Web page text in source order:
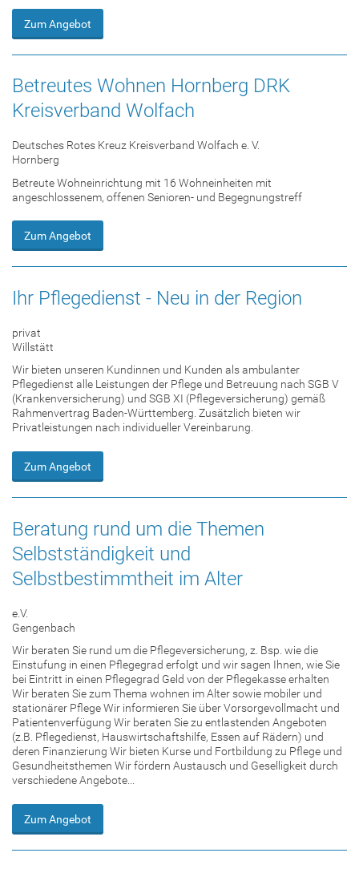
Zum Angebot
Betreutes Wohnen Hornberg DRK
Kreisverband Wolfach
Deutsches Rotes Kreuz Kreisverband Wolfach e. V.
Hornberg
Betreute Wohneinrichtung mit 16 Wohneinheiten mit
angeschlossenem, offenen Senioren- und Begegnungstreff
Zum Angebot
Ihr Pflegedienst - Neu in der Region
privat
Willstätt
Wir bieten unseren Kundinnen und Kunden als ambulanter
Pflegedienst alle Leistungen der Pflege und Betreuung nach SGB V
(Krankenversicherung) und SGB XI (Pflegeversicherung) gemäß
Rahmenvertrag Baden-Württemberg. Zusätzlich bieten wir
Privatleistungen nach individueller Vereinbarung.
Zum Angebot
Beratung rund um die Themen
Selbstständigkeit und
Selbstbestimmtheit im Alter
e.V.
Gengenbach
Wir beraten Sie rund um die Pflegeversicherung, z. Bsp. wie die
Einstufung in einen Pflegegrad erfolgt und wir sagen Ihnen, wie Sie
bei Eintritt in einen Pflegegrad Geld von der Pflegekasse erhalten
Wir beraten Sie zum Thema wohnen im Alter sowie mobiler und
stationärer Pflege Wir informieren Sie über Vorsorgevollmacht und
Patientenverfügung Wir beraten Sie zu entlastenden Angeboten
(z.B. Pflegedienst, Hauswirtschaftshilfe, Essen auf Rädern) und
deren Finanzierung Wir bieten Kurse und Fortbildung zu Pflege und
Gesundheitsthemen Wir fördern Austausch und Geselligkeit durch
verschiedene Angebote...
Zum Angebot